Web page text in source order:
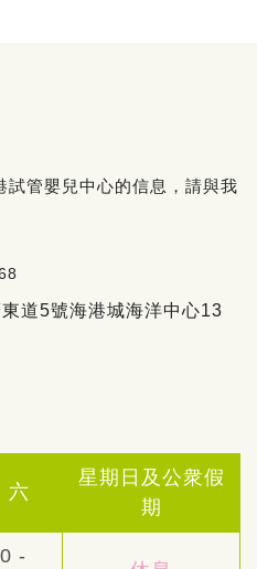
管嬰兒中心的信息，請與我
道5號海港城海洋中心13
六
星期日及公衆假
期
-